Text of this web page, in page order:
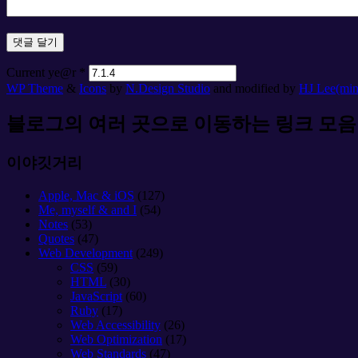
Current ye@r *
WP Theme & Icons by N.Design Studio and modified by HJ
블로그의 여러 곳으로 이동하는 링크 모음
이야깃거리
Apple, Mac & iOS (127)
Me, myself & and I (54)
Notes (53)
Quotes (47)
Web Development (249)
CSS (59)
HTML (30)
JavaScript (60)
Ruby (17)
Web Accessibility (26)
Web Optimization (17)
Web Standards (47)